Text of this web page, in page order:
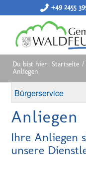
+49 2455
Du bist hier: Startseite /
Anliegen
Anliegen
Ihre Anliegen
unsere